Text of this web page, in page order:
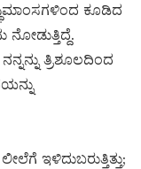
ಕೂಡಿದ
ನೋಡುತ್ತಿದ್ದೆ.
ತ್ರಿಶೂಲದಿಂದ
ಇಳಿದುಬರುತ್ತಿತ್ತು;